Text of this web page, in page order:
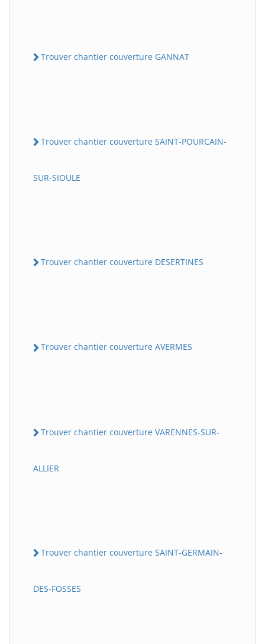
Trouver chantier couverture GANNAT
Trouver chantier couverture SAINT-POURCAIN-
SUR-SIOULE
Trouver chantier couverture DESERTINES
Trouver chantier couverture AVERMES
Trouver chantier couverture VARENNES-SUR-
ALLIER
Trouver chantier couverture SAINT-GERMAIN-
DES-FOSSES